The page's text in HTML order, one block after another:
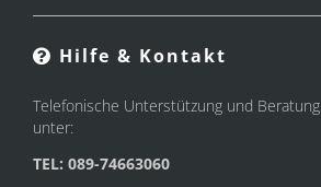
Hilfe & Kontakt
Telefonische Unterstützung und Beratung
unter:
TEL: 089-74663060